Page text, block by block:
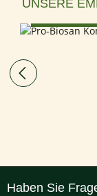
UNSERE
Haben Sie